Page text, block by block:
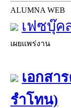
ALUMNA WEB
เฟซบุ๊ค
เผยแพร่งาน
เอกสา
รำโทน)